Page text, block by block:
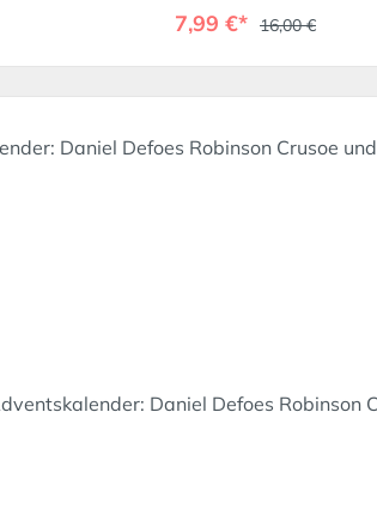
7,99 €* 16,00 €
Daniel Defoes